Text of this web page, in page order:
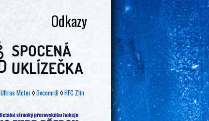
Odkazy
Ultras Motor◊Ovcomrdi◊HFC Zlín